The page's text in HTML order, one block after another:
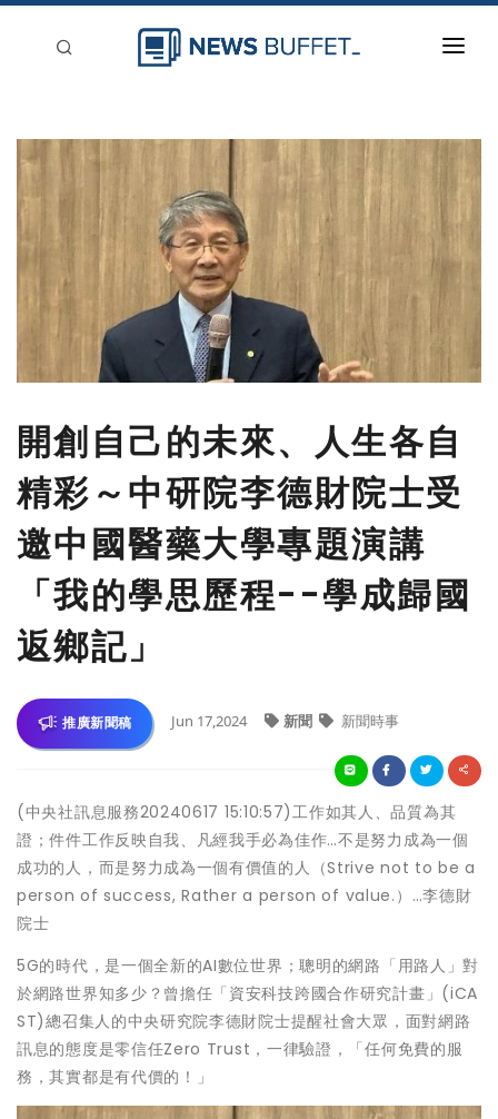
開創自己的未來、人生各自
精彩～中研院李德財院士受
邀中國醫藥大學專題演講
「我的學思歷程--學成歸國
返鄉記」
推廣新聞稿 Jun 17,2024 新聞 新聞時事
(中央社訊息服務20240617 15:10:57)工作如其人、品質為其
證；件件工作反映自我、凡經我手必為佳作…不是努力成為一個
成功的人，而是努力成為一個有價值的人（Strive not to be a
person of success, Rather a person of value.）…李德財
院士
5G的時代，是一個全新的AI數位世界；聰明的網路「用路人」對
於網路世界知多少？曾擔任「資安科技跨國合作研究計畫」(iCA
ST)總召集人的中央研究院李德財院士提醒社會大眾，面對網路
訊息的態度是零信任Zero Trust，一律驗證，「任何免費的服
務，其實都是有代價的！」